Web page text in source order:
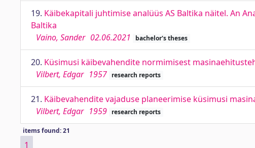
19. Käibekapitali juhtimise analüüs AS Baltika näitel. An
Baltika
Vaino, Sander 02.06.2021 bachelor's theses
20. Küsimusi käibevahendite normimisest
Vilbert, Edgar 1957 research reports
21. Käibevahendite vajaduse planeerimise küsimusi
Vilbert, Edgar 1959 research reports
items found: 21
1